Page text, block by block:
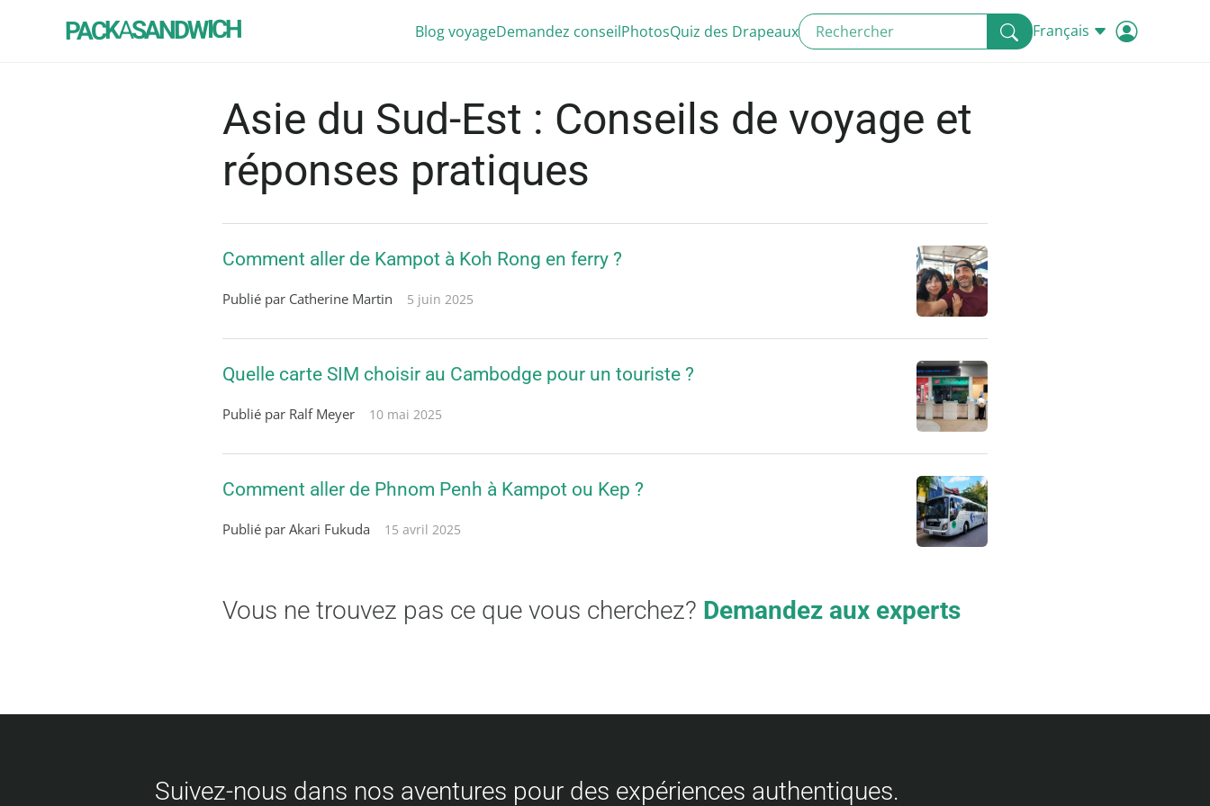
PACKASANDWICH Blog voyageDemandez conseilPhotosQuiz des Drapeaux Français
Asie du Sud-Est : Conseils de voyage et
réponses pratiques
Comment aller de Kampot à Koh Rong en ferry ?
Publié par Catherine Martin 5 juin 2025
Quelle carte SIM choisir au Cambodge pour un touriste ?
Publié par Ralf Meyer 10 mai 2025
Comment aller de Phnom Penh à Kampot ou Kep ?
Publié par Akari Fukuda 15 avril 2025
Vous ne trouvez pas ce que vous cherchez? Demandez aux experts
Suivez-nous dans nos aventures pour des expériences authentiques.